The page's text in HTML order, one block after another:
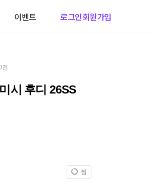
이벤트 로그인회원가입
건
시 후디 26SS
찜